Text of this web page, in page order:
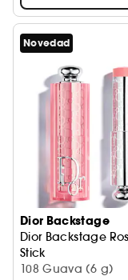
Novedad
Dior Backstage
Dior Backstage
Stick
colorete en barra
108 Guava (6 g)